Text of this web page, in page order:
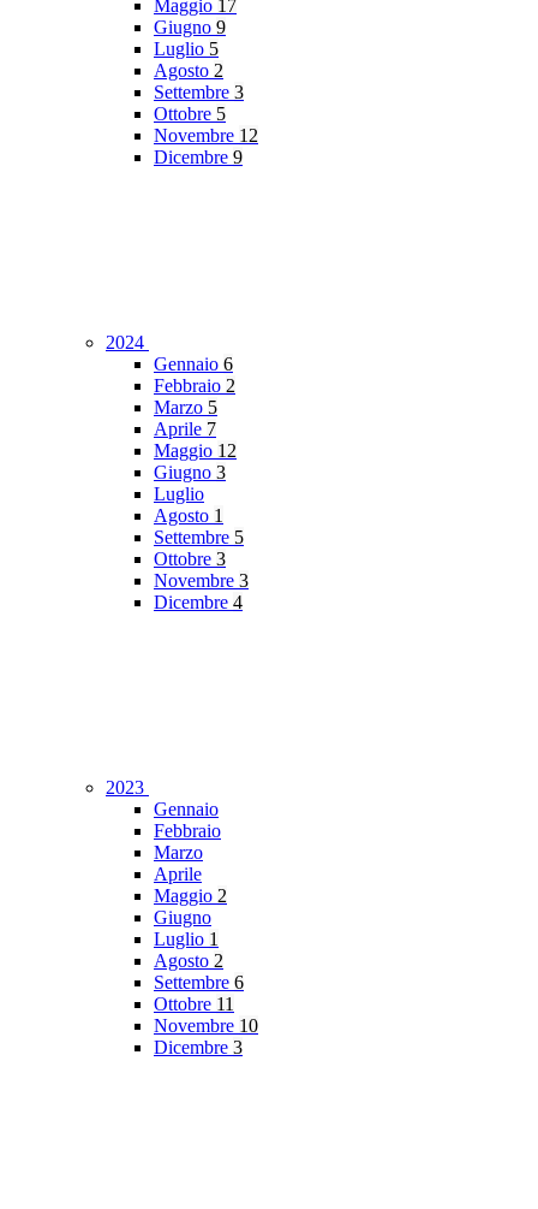
Maggio 17
Giugno 9
Luglio 5
Agosto 2
Settembre 3
Ottobre 5
Novembre 12
Dicembre 9
2024
Gennaio 6
Febbraio 2
Marzo 5
Aprile 7
Maggio 12
Giugno 3
Luglio
Agosto 1
Settembre 5
Ottobre 3
Novembre 3
Dicembre 4
2023
Gennaio
Febbraio
Marzo
Aprile
Maggio 2
Giugno
Luglio 1
Agosto 2
Settembre 6
Ottobre 11
Novembre 10
Dicembre 3